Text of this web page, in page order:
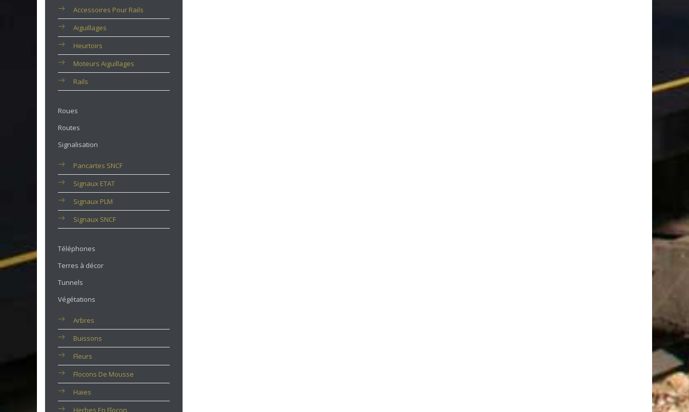
Accessoires Pour Rails
Aiguillages
Heurtoirs
Moteurs Aiguillages
Rails
Roues
Routes
Signalisation
Pancartes SNCF
Signaux ETAT
Signaux PLM
Signaux SNCF
Téléphones
Terres à décor
Tunnels
Végétations
Arbres
Buissons
Fleurs
Flocons De Mousse
Haies
Herbes En Flocon